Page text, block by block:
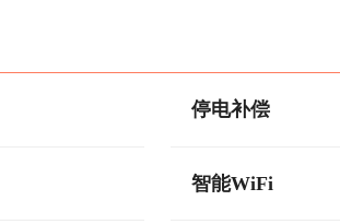
停电补偿
智能WiFi